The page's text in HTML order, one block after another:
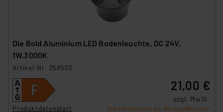
Die Bold Aluminium LED Bodenleuchte, DC 24V,
1W,3000K
Artikel-Nr. 258503
Produktdatenblatt
21,00 €
zzgl. MwSt.
Informationen zu Versandkosten